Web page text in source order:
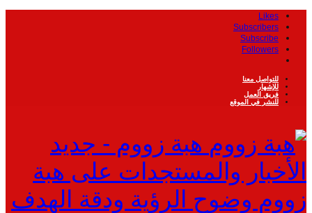
Likes
Subscribers
Subscribe
Followers
للتواصل معنا
للإشهار
فريق العمل
للنشر في الموقع
هبة زووم - جديد
الأخبار والمستجدات على هبة
زووم وضوح الرؤية ودقة الهدف